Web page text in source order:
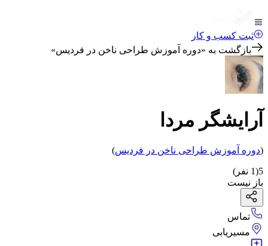
ثبت کسب و کار
بازگشت به «دوره آموزش طراحی ناخن در فردیس»
آرایشگر مردا
(دوره آموزش طراحی ناخن در فردیس)
5
(
1 نفر)
باز نیست
تماس
مسیریابی